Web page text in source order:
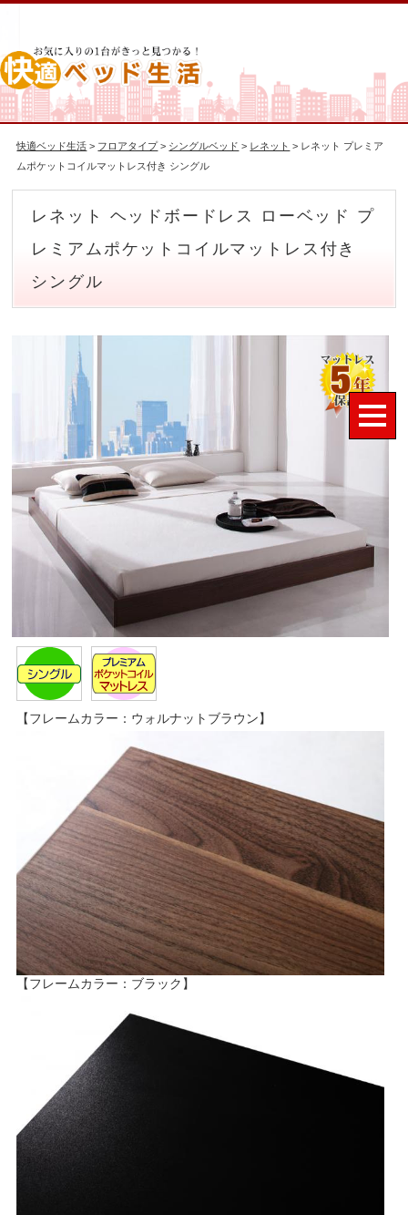
快適ベッド生活 > フロアタイプ > シングルベッド > レネット > レネット プレミア
ムポケットコイルマットレス付き シングル
レネット ヘッドボードレス ローベッド プ
レミアムポケットコイルマットレス付き
シングル
【フレームカラー：ウォルナットブラウン】
【フレームカラー：ブラック】